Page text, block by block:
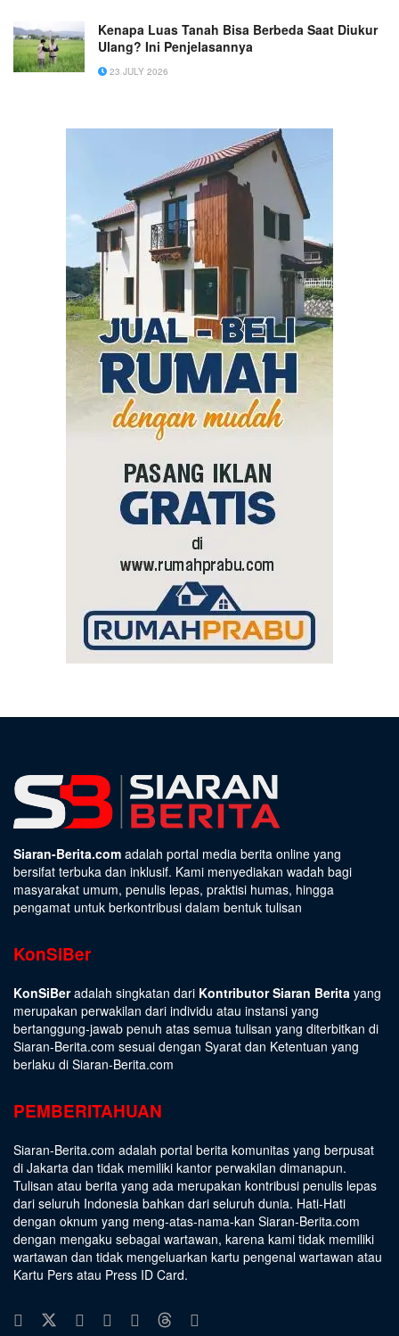
Kenapa Luas Tanah Bisa Berbeda Saat Diukur
Ulang? Ini Penjelasannya
23 JULY 2026
Siaran-Berita.com adalah portal media berita online yang
bersifat terbuka dan inklusif. Kami menyediakan wadah bagi
masyarakat umum, penulis lepas, praktisi humas, hingga
pengamat untuk berkontribusi dalam bentuk tulisan
KonSiBer
KonSiBeradalah singkatan dari Kontributor Siaran Berita yang
merupakan perwakilan dari individu atau instansi yang
bertanggung-jawab penuh atas semua tulisan yang diterbitkan di
Siaran-Berita.com sesuai dengan Syarat dan Ketentuan yang
berlaku di Siaran-Berita.com
PEMBERITAHUAN
Siaran-Berita.com adalah portal berita komunitas yang berpusat
di Jakarta dan tidak memiliki kantor perwakilan dimanapun.
Tulisan atau berita yang ada merupakan kontribusi penulis lepas
dari seluruh Indonesia bahkan dari seluruh dunia. Hati-Hati
dengan oknum yang meng-atas-nama-kan Siaran-Berita.com
dengan mengaku sebagai wartawan, karena kami tidak memiliki
wartawan dan tidak mengeluarkan kartu pengenal wartawan atau
Kartu Pers atau Press ID Card.